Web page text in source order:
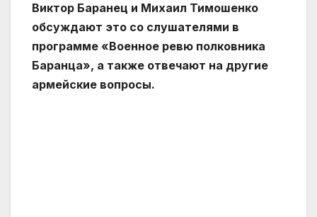
Виктор Баранец и Михаил Тимошенко
обсуждают это со слушателями в
программе «Военное ревю полковника
Баранца», а также отвечают на другие
армейские вопросы.